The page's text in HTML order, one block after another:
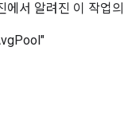
서 알려진 이 작업